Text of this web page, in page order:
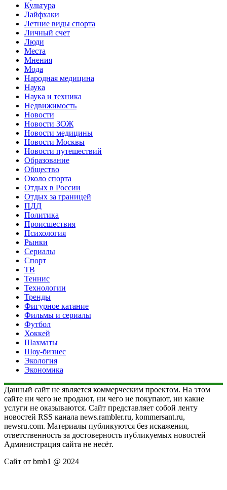
Культура
Лайфхаки
Летние виды спорта
Личный счет
Люди
Места
Мнения
Мода
Народная медицина
Наука
Наука и техника
Недвижимость
Новости
Новости ЗОЖ
Новости медицины
Новости Москвы
Новости путешествий
Образование
Общество
Около спорта
Отдых в России
Отдых за границей
ПДД
Политика
Происшествия
Психология
Рынки
Сериалы
Спорт
ТВ
Теннис
Технологии
Тренды
Фигурное катание
Фильмы и сериалы
Футбол
Хоккей
Шахматы
Шоу-бизнес
Экология
Экономика
Данный сайт не является коммерческим проектом. На этом
сайте ни чего не продают, ни чего не покупают, ни какие
услуги не оказываются. Сайт представляет собой ленту
новостей RSS канала news.rambler.ru, kommersant.ru,
newsru.com. Материалы публикуются без искажения,
ответственность за достоверность публикуемых новостей
Администрация сайта не несёт.
Сайт от bmb1 @ 2024